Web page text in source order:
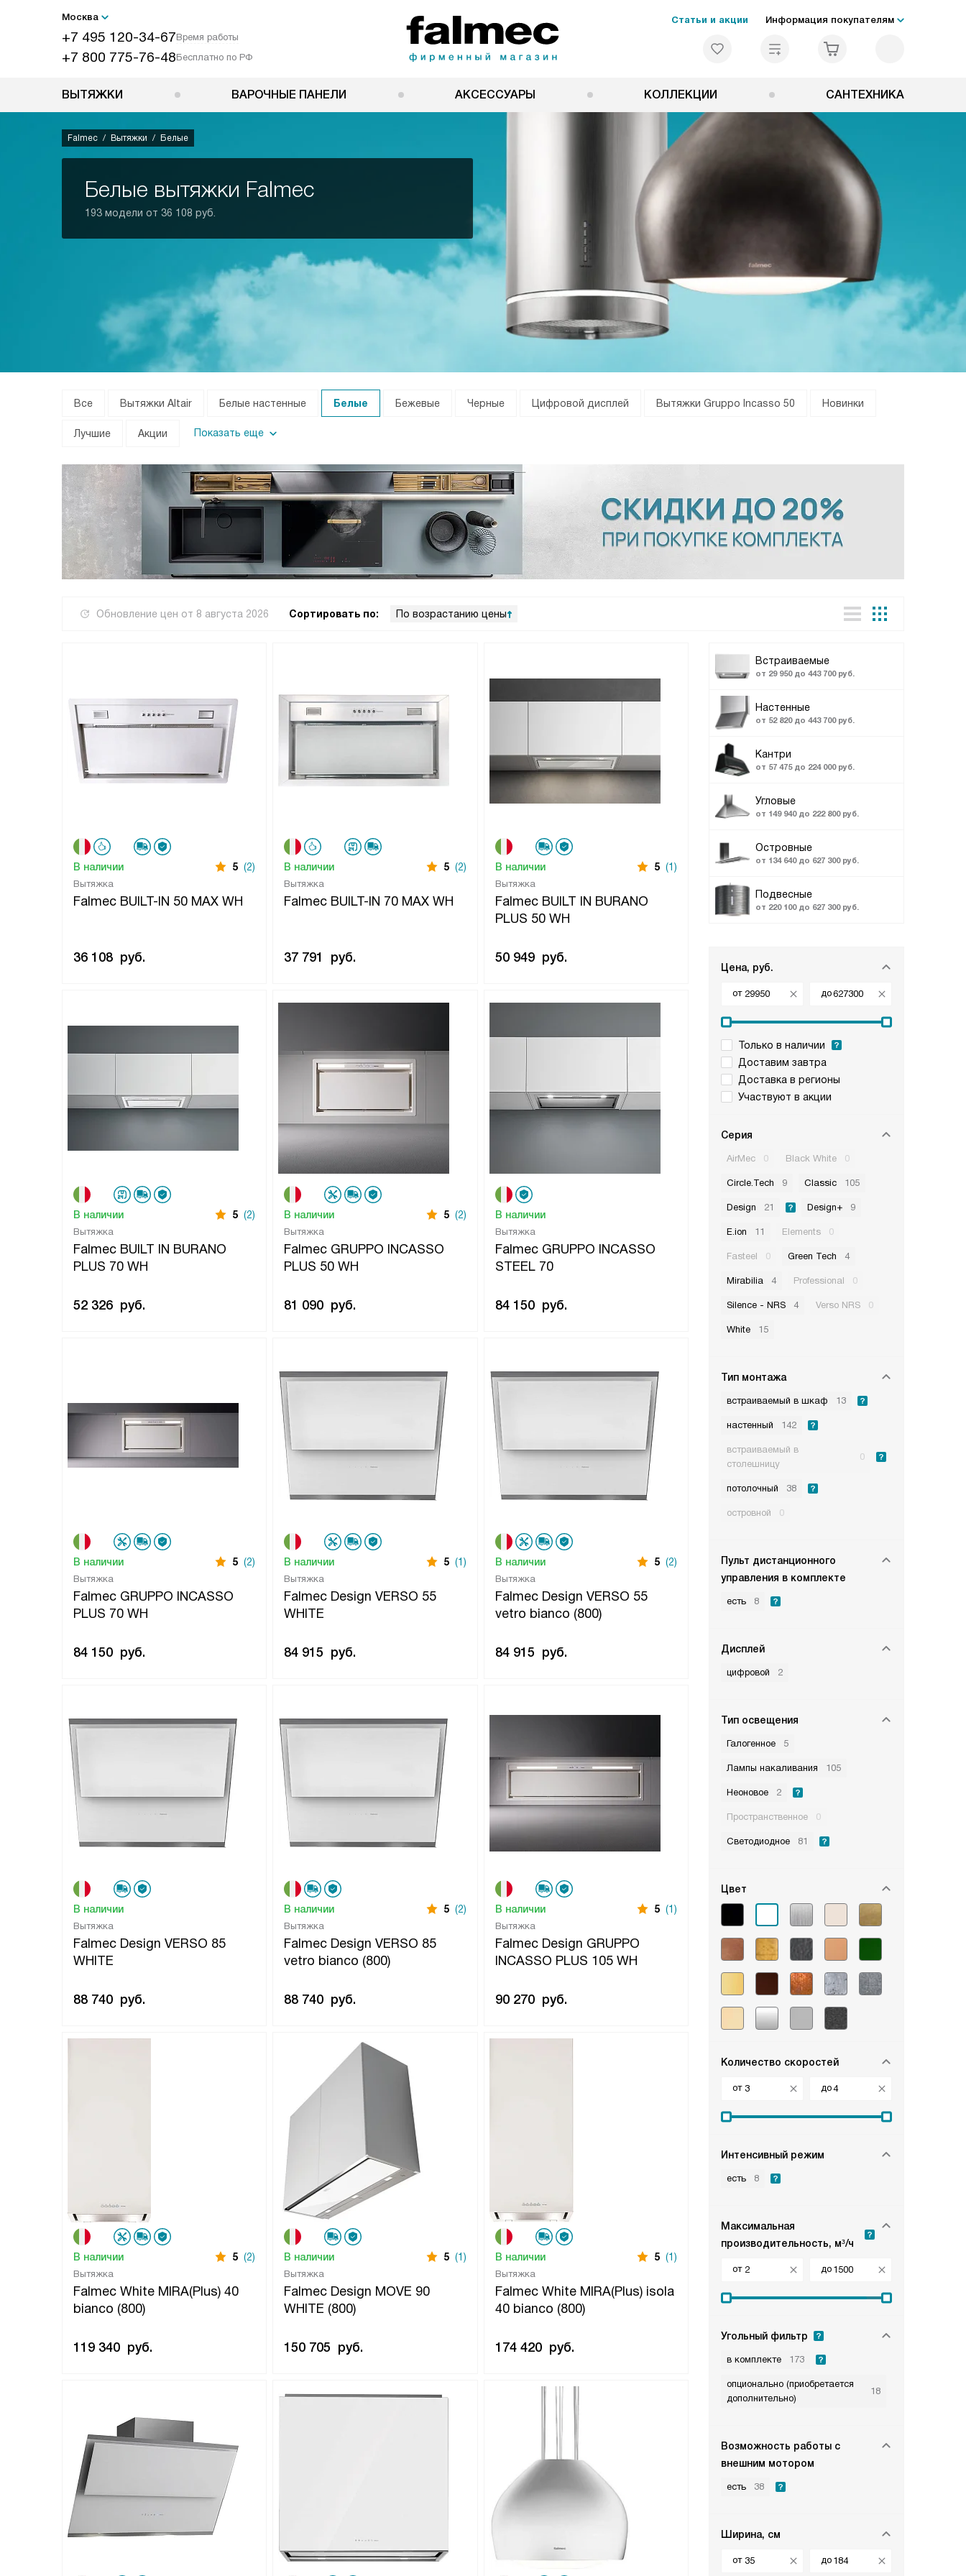
Москва
+7 495 120-34-67Время работы
+7 800 775-76-48Бесплатно по РФ
Статьи и акции Информация покупателям
ВЫТЯЖКИ ВАРОЧНЫЕ ПАНЕЛИ АКСЕССУАРЫ КОЛЛЕКЦИИ САНТЕХНИКА
Falmec Вытяжки Белые
Белые вытяжки Falmec
193 модели от 36 108 руб.
Все Вытяжки Altair Белые настенные Белые Бежевые Черные Цифровой дисплей Вытяжки Gruppo Incasso 50 Новинки
Лучшие Акции Показать еще
Обновление цен от 8 августа 2026 Сортировать по: По возрастанию цены
Встраиваемые
от 29 950 до 443 700 руб.
Настенные
от 52 820 до 443 700 руб.
Кантри
от 57 475 до 224 000 руб.
Угловые
от 149 940 до 222 800 руб.
Островные
от 134 640 до 627 300 руб.
Подвесные
от 220 100 до 627 300 руб.
Цена, руб.
от до
Только в наличии
Доставим завтра
Доставка в регионы
Участвуют в акции
Серия
AirMec 0 Black White 0
Circle.Tech 9 Classic 105
Design 21 Design+ 9
E.ion 11 Elements 0
Fasteel 0 Green Tech 4
Mirabilia 4 Professional 0
Silence - NRS 4 Verso NRS 0
White 15
Тип монтажа
встраиваемый в шкаф 13
настенный 142
встраиваемый в
столешницу
0
потолочный 38
островной 0
Пульт дистанционного
управления в комплекте
есть 8
Дисплей
цифровой 2
Тип освещения
Галогенное 5
Лампы накаливания 105
Неоновое 2
Пространственное 0
Светодиодное 81
Цвет
Количество скоростей
от до
Интенсивный режим
есть 8
Максимальная
производительность, м³/ч
от до
Угольный фильтр
в комплекте 173
опционально (приобретается
дополнительно)
18
Возможность работы с
внешним мотором
есть 38
Ширина, см
от до
Вытяжка
Falmec BUILT-IN 50 MAX WH
В наличии 5 (2)
36 108 руб.
Вытяжка
Falmec BUILT-IN 70 MAX WH
В наличии 5 (2)
37 791 руб.
Вытяжка
Falmec BUILT IN BURANO
PLUS 50 WH
В наличии 5 (1)
50 949 руб.
Вытяжка
Falmec BUILT IN BURANO
PLUS 70 WH
В наличии 5 (2)
52 326 руб.
Вытяжка
Falmec GRUPPO INCASSO
PLUS 50 WH
В наличии 5 (2)
81 090 руб.
Вытяжка
Falmec GRUPPO INCASSO
STEEL 70
В наличии
84 150 руб.
Вытяжка
Falmec GRUPPO INCASSO
PLUS 70 WH
В наличии 5 (2)
84 150 руб.
Вытяжка
Falmec Design VERSO 55
WHITE
В наличии 5 (1)
84 915 руб.
Вытяжка
Falmec Design VERSO 55
vetro bianco (800)
В наличии 5 (2)
84 915 руб.
Вытяжка
Falmec Design VERSO 85
WHITE
В наличии
88 740 руб.
Вытяжка
Falmec Design VERSO 85
vetro bianco (800)
В наличии 5 (2)
88 740 руб.
Вытяжка
Falmec Design GRUPPO
INCASSO PLUS 105 WH
В наличии 5 (1)
90 270 руб.
Вытяжка
Falmec White MIRA(Plus) 40
bianco (800)
В наличии 5 (2)
119 340 руб.
Вытяжка
Falmec Design MOVE 90
WHITE (800)
В наличии 5 (1)
150 705 руб.
Вытяжка
Falmec White MIRA(Plus) isola
40 bianco (800)
В наличии 5 (1)
174 420 руб.